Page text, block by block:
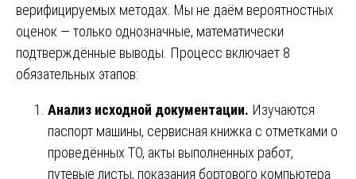
верифицируемых методах. Мы не даём вероятностных
оценок — только однозначные, математически
подтверждённые выводы. Процесс включает 8
обязательных этапов:
Анализ исходной документации. Изучаются
паспорт машины, сервисная книжка с отметками о
проведённых ТО, акты выполненных работ,
путевые листы, показания бортового компьютера